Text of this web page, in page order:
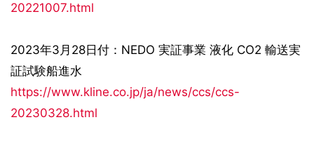
20221007.html
2023年3月28日付：NEDO 実証事業 液化 CO2 輸送実
証試験船進水
https://www.kline.co.jp/ja/news/ccs/ccs-
20230328.html